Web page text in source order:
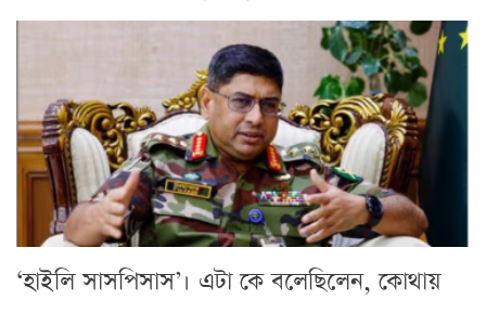
‘হাইলি সাসপিসাস’। এটা কে বলেছিলেন, কোথায়